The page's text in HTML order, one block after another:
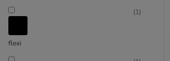
flexi
(1)